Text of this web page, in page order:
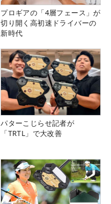
プロギアの「4層フェース」が
切り開く高初速ドライバーの
新時代
パターこじらせ記者が
「TRTL」で大改善